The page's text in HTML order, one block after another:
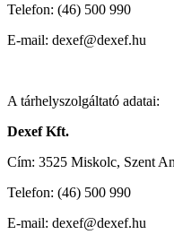
Telefon: (46) 500 990
E-mail: dexef@dexef.hu
A tárhelyszolgáltató adatai:
Dexef Kft.
Cím: 3525 Miskolc, Szent
Telefon: (46) 500 990
E-mail: dexef@dexef.hu